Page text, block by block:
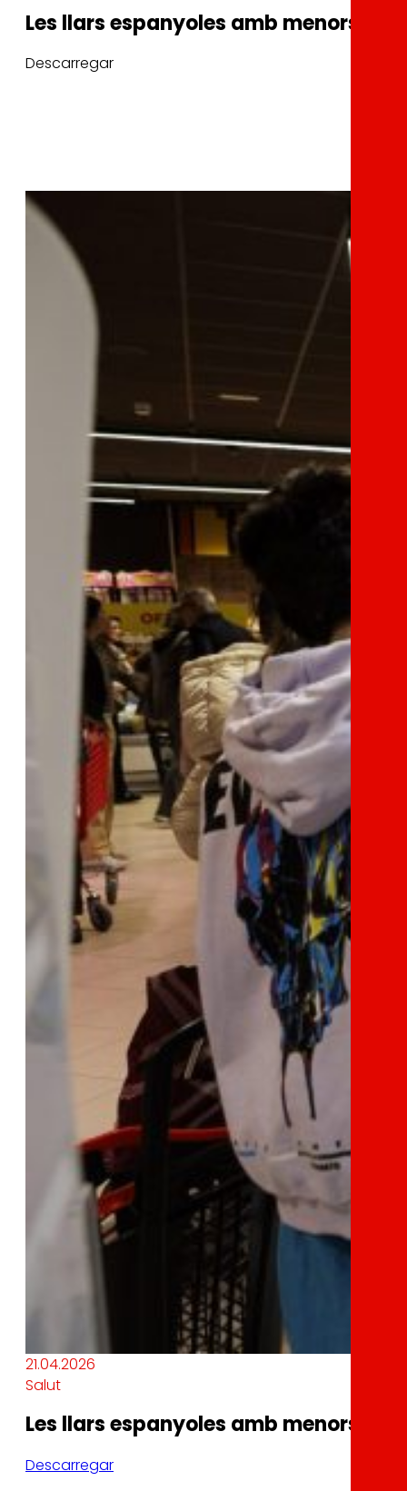
Les llars espanyoles amb menors
Descarregar
21.04.2026
Salut
Les llars espanyoles amb menors
Descarregar